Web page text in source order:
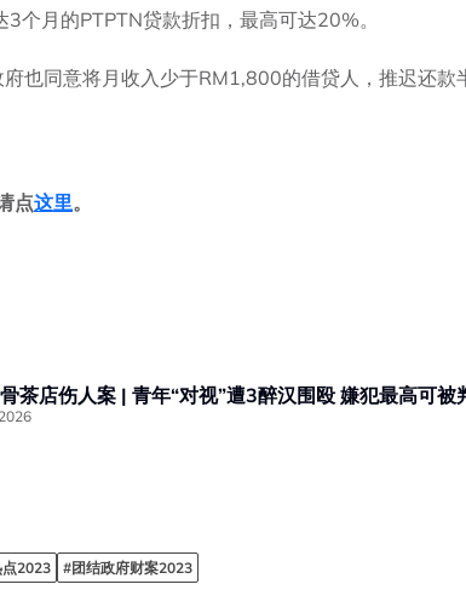
个月的PTPTN贷款折扣，最高可达20%。
也同意将月收入少于RM1,800的借贷人，推迟还
点这里。
甲洞肉骨茶店伤人案 | 青年“对视”遭3
2023 #团结政府财案2023